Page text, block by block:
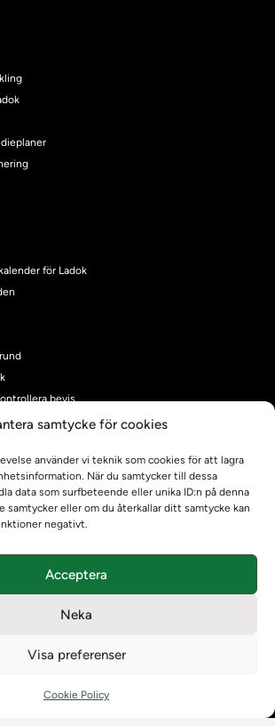
samtycke för cookies
använder vi teknik som cookies för att lagra
När du samtycker till dessa
data som surfbeteende eller unika ID:n på denna
samtycker eller om du återkallar ditt samtycke kan
negativt.
Acceptera
Neka
Visa preferenser
Cookie Policy
för Ladok
bevis
internationellt
produktplan
för studenters Ladoksupport